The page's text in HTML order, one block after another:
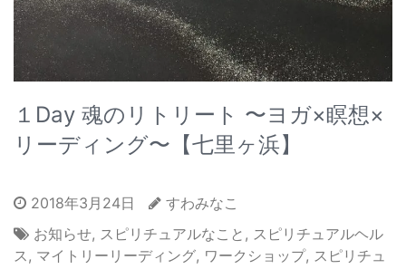
１Day 魂のリトリート 〜ヨガ×瞑想×
リーディング〜【七里ヶ浜】
2018年3月24日
すわみなこ
お知らせ, スピリチュアルなこと , スピリチュアルヘル
ス, マイトリーリーディング, ワークショップ, スピリチュ